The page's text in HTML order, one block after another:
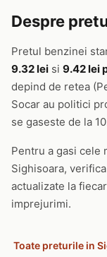
Despre
Pretul benzinei
9.32 lei si 9.42 lei
depind de retea
Socar au politici
se gaseste de la
Pentru a gasi cele
Sighisoara,
actualizate la
imprejurimi.
Toate preturile in